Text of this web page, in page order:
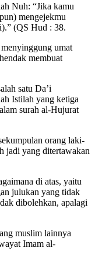
Nuh: “Jika kamu
mengejekmu
(QS Hud : 38.
umat
membuat
satu Da’i
Istilah yang ketiga
surah al-Hujurat
orang laki-
jadi yang ditertawakan
di atas, yaitu
julukan yang tidak
dibolehkan, apalagi
muslim lainnya
Imam al-